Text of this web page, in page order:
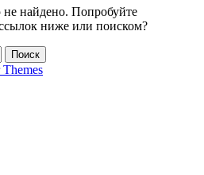
найдено. Попробуйте
ниже или поиском?